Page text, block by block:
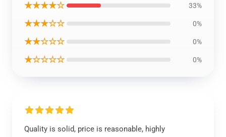
★★★★☆ 33%
★★★☆☆ 0%
★★☆☆☆ 0%
★☆☆☆☆ 0%
Quality is solid, price is reasonable, highly